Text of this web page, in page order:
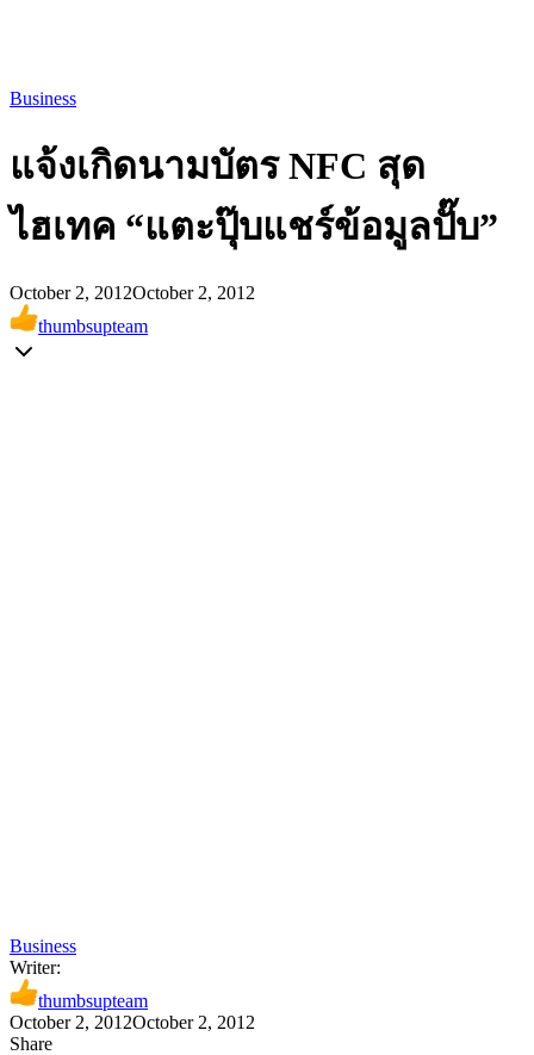
Business
แจ้งเกิดนามบัตร NFC สุด
ไฮเทค “แตะปุ๊บแชร์ข้อมูลปั๊บ”
October 2, 2012October 2, 2012
thumbsupteam
Business
Writer:
thumbsupteam
October 2, 2012October 2, 2012
Share